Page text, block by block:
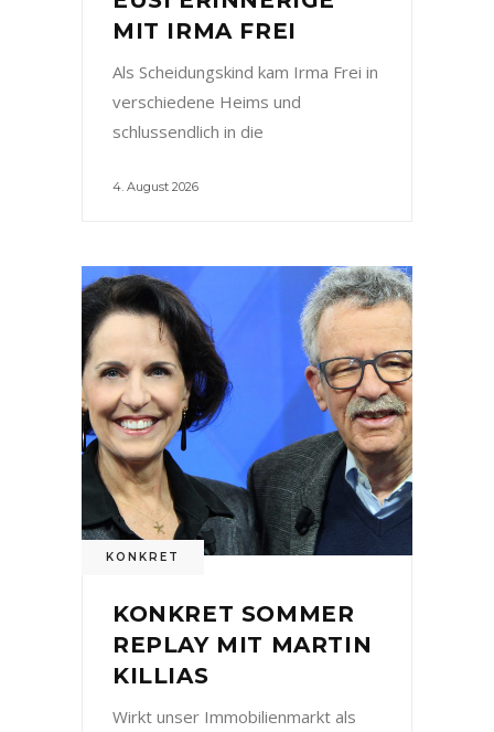
MIT IRMA FREI
Als Scheidungskind kam Irma Frei in
verschiedene Heims und
schlussendlich in die
4. August 2026
KONKRET
KONKRET SOMMER
REPLAY MIT MARTIN
KILLIAS
Wirkt unser Immobilienmarkt als